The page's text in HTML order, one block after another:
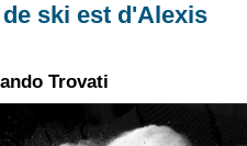
ski est d'Alexis
Trovati